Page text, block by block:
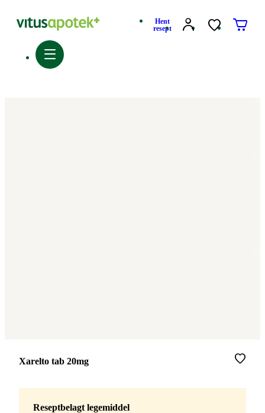
Hent
resept
Merke:
Xarelto tab 20mg
Reseptbelagt legemiddel